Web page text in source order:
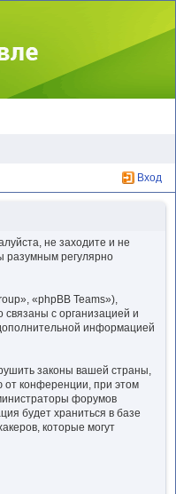
Вход
не заходите и не
разумным регулярно
«phpBB Teams»),
связаны с организацией и
информацией
законы вашей страны,
от конференции, при этом
форумов
будет храниться в базе
которые могут